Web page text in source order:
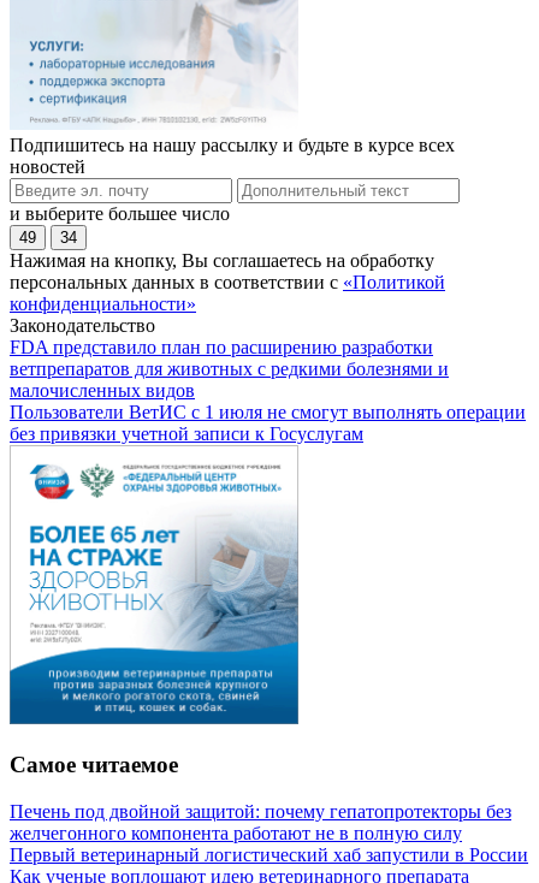
Подпишитесь на нашу рассылку и будьте в курсе всех
новостей
и выберите большее число
49 34
Нажимая на кнопку, Вы соглашаетесь на обработку
персональных данных в соответствии с «Политикой
конфиденциальности»
Законодательство
FDA представило план по расширению разработки
ветпрепаратов для животных с редкими болезнями и
малочисленных видов
Пользователи ВетИС с 1 июля не смогут выполнять операции
без привязки учетной записи к Госуслугам
Самое читаемое
Печень под двойной защитой: почему гепатопротекторы без
желчегонного компонента работают не в полную силу
Первый ветеринарный логистический хаб запустили в России
Как ученые воплощают идею ветеринарного препарата